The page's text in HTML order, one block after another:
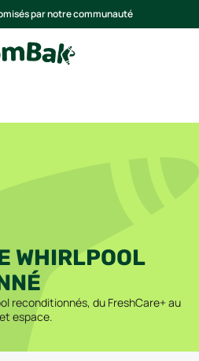
par notre communauté
WHIRLPOOL
reconditionnés, du FreshCare+ au
espace.